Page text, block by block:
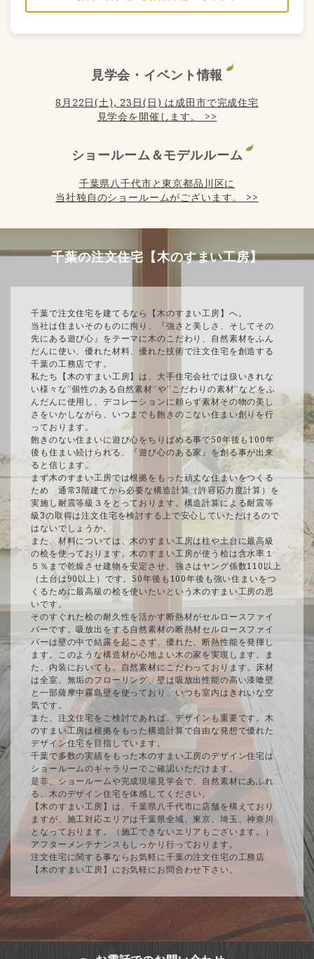
見学会・イベント情報
8月22日(土), 23日(日) は成田市で完成住宅
見学会を開催します。 >>
ショールーム＆モデルルーム
千葉県八千代市と東京都品川区に
当社独自のショールームがございます。 >>
千葉の注文住宅【木のすまい工房】
千葉で注文住宅を建てるなら【木のすまい工房】へ。
当社は住まいそのものに拘り、『強さと美しさ、そしてその
先にある遊び心』をテーマに木のこだわり、自然素材をふん
だんに使い、優れた材料、優れた技術で注文住宅を創造する
千葉の工務店です。
私たち【木のすまい工房】は、大手住宅会社では扱いきれな
い様々な”個性のある自然素材”や”こだわりの素材”などをふ
んだんに使用し、デコレーションに頼らず素材その物の美し
さをいかしながら、いつまでも飽きのこない住まい創りを行
っております。
飽きのない住まいに遊び心をちりばめる事で50年後も100年
後も住まい続けられる、『遊び心のある家』を創る事が出来
ると信じます。
まず木のすまい工房では根拠をもった頑丈な住まいをつくる
ため 通常3階建てから必要な構造計算（許容応力度計算）を
実施し耐震等級３をとっております。構造計算による耐震等
級3の取得は注文住宅を検討する上で安心していただけるので
はないでしょうか。
また、材料については、木のすまい工房は柱や土台に最高級
の桧を使っております。木のすまい工房が使う桧は含水率１
５％まで乾燥させ建物を安定させ、強さはヤング係数110以上
（土台は90以上）です。50年後も100年後も強い住まいをつ
くるために最高級の桧を使いたいという木のすまい工房の思
いです。
そのすぐれた桧の耐久性を活かす断熱材がセルロースファイ
バーです。吸放出をする自然素材の断熱材セルロースファイ
バーは壁の中で結露を起こさず、優れた、断熱性能を発揮し
ます。このような構造材が心地よい木の家を実現します。ま
た、内装においても、自然素材にこだわっております。床材
は全室、無垢のフローリング、壁は吸放出性能の高い漆喰壁
と一部薩摩中霧島壁を使っており、いつも室内はきれいな空
気です。
また、注文住宅をご検討であれば、デザインも重要です。木
のすまい工房は根拠をもった構造計算で自由な発想で優れた
デザイン住宅を目指しています。
千葉で多数の実績をもった木のすまい工房のデザイン住宅は
ショールームのギャラリーでご確認いただけます。
是非、ショールームや完成現場見学会で、自然素材にあふれ
る、木のデザイン住宅を体感してください。
【木のすまい工房】は、千葉県八千代市に店舗を構えており
ますが、施工対応エリアは千葉県全域、東京、埼玉、神奈川
となっております。（施工できないエリアもございます。）
アフターメンテナンスもしっかり行っております。
注文住宅に関する事ならお気軽に千葉の注文住宅の工務店
【木のすまい工房】にお気軽にお問合わせ下さい。